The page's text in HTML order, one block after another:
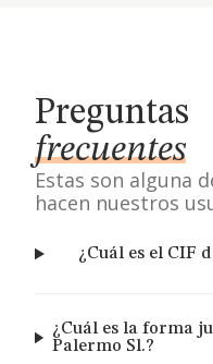
Preguntas
frecuentes
Estas son alguna
hacen nuestros
¿Cuál es el CIF
¿Cuál es la forma
Palermo Sl.?